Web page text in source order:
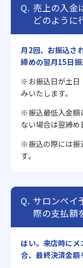
売上の入金
どのように
月2回、お振込さ
締めの翌月15日振
※お振込日が土日
みいたします。
※振込最低入金額
ない場合は翌締め
※振込の際には振
す。
サロンペイ
際の支払額
はい。来店時に
合、最終決済金額